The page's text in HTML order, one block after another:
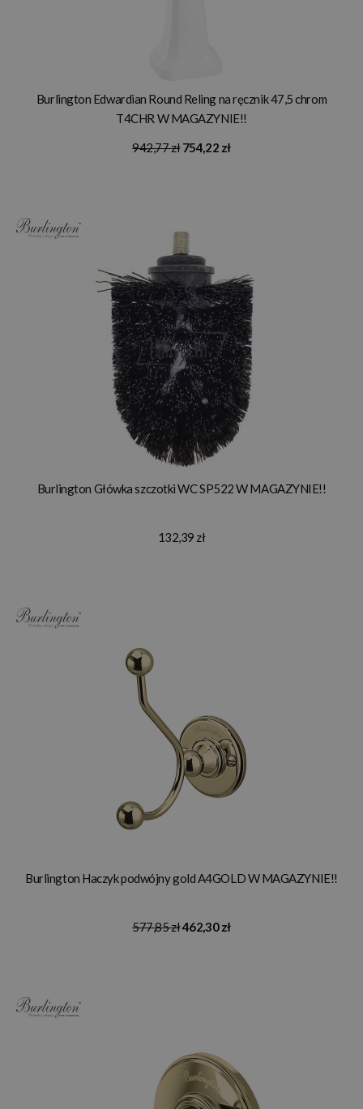
Burlington Edwardian Round Reling na ręcznik 47,5 chrom
T4CHR W MAGAZYNIE!!
942,77 zł 754,22 zł
Burlington Główka szczotki WC SP522 W MAGAZYNIE!!
132,39 zł
Burlington Haczyk podwójny gold A4GOLD W MAGAZYNIE!!
577,85 zł462,30 zł